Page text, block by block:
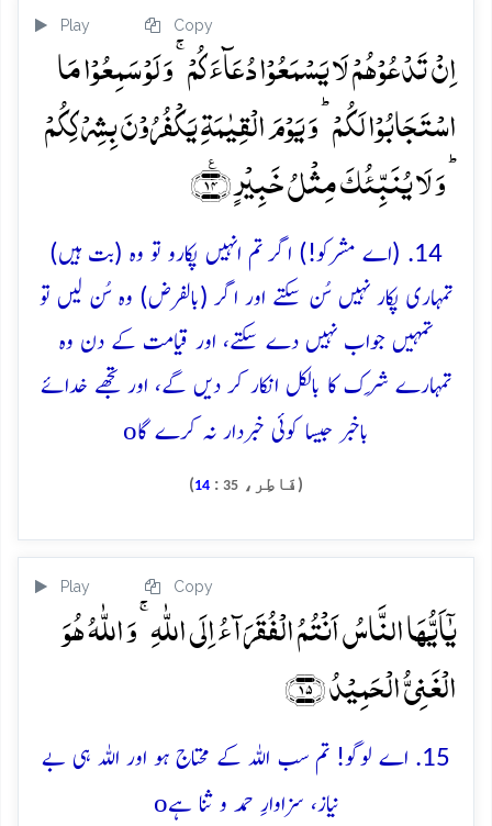
Play Copy
اِنۡ تَدۡعُوۡہُمۡ لَا یَسۡمَعُوۡا دُعَآءَکُمۡ ۚ وَ لَوۡ سَمِعُوۡا مَا
اسۡتَجَابُوۡا لَکُمۡ ؕ وَ یَوۡمَ الۡقِیٰمَۃِ یَکۡفُرُوۡنَ بِشِرۡکِکُمۡ
ؕ وَ لَا یُنَبِّئُکَ مِثۡلُ خَبِیۡرٍ ﴿٪۱۴﴾
14. (اے مشرکو!) اگر تم انہیں پکارو تو وہ (بت ہیں)
تمہاری پکار نہیں سُن سکتے اور اگر (بالفرض) وہ سُن لیں تو
تمہیں جواب نہیں دے سکتے، اور قیامت کے دن وہ
تمہارے شِرک کا بالکل انکار کر دیں گے، اور تجھے خدائے
باخبر جیسا کوئی خبردار نہ کرے گاo
(فَاطِر، 35
:
14
)
Play Copy
یٰۤاَیُّہَا النَّاسُ اَنۡتُمُ الۡفُقَرَآءُ اِلَی اللّٰہِ ۚ وَ اللّٰہُ ہُوَ
الۡغَنِیُّ الۡحَمِیۡدُ ﴿۱۵﴾
15. اے لوگو! تم سب اللہ کے محتاج ہو اور اللہ ہی بے
نیاز، سزاوارِ حمد و ثنا ہےo